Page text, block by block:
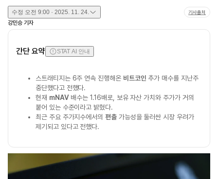
수정 오전 9:00 · 2025. 11. 24. 기사출처
강민승 기자
간단 요약 STAT AI 안내
스트래티지는 6주 연속 진행해온 비트코인 추가 매수를 지난주
중단했다고 전했다.
현재 mNAV배수는 1.16배로, 보유 자산 가치와 주가가 거의
붙어 있는 수준이라고 밝혔다.
최근 주요 주가지수에서의편출가능성을 둘러싼 시장 우려가
제기되고 있다고 전했다.